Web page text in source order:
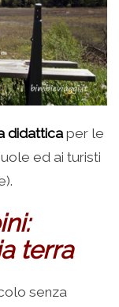
didatticaper le
ed ai turisti
terra
senza